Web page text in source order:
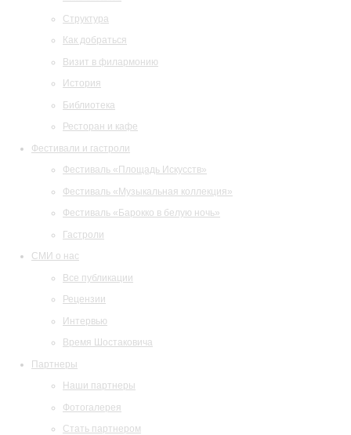
Структура
Как добраться
Визит в филармонию
История
Библиотека
Ресторан и кафе
Фестивали и гастроли
Фестиваль «Площадь Искусств»
Фестиваль «Музыкальная коллекция»
Фестиваль «Барокко в белую ночь»
Гастроли
СМИ о нас
Все публикации
Рецензии
Интервью
Время Шостаковича
Партнеры
Наши партнеры
Фотогалерея
Стать партнером